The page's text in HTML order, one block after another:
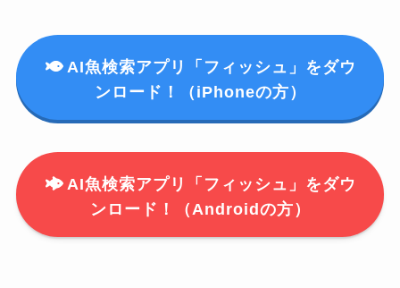
AI魚検索アプリ「フィッシュ」をダウ
ンロード！（iPhoneの方）
AI魚検索アプリ「フィッシュ」をダウ
ンロード！（Androidの方）